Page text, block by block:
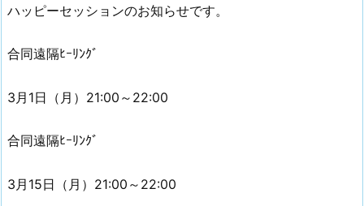
ハッピーセッションのお知らせです。
合同遠隔ﾋｰﾘﾝｸﾞ
3月1日（月）21:00～22:00
合同遠隔ﾋｰﾘﾝｸﾞ
3月15日（月）21:00～22:00